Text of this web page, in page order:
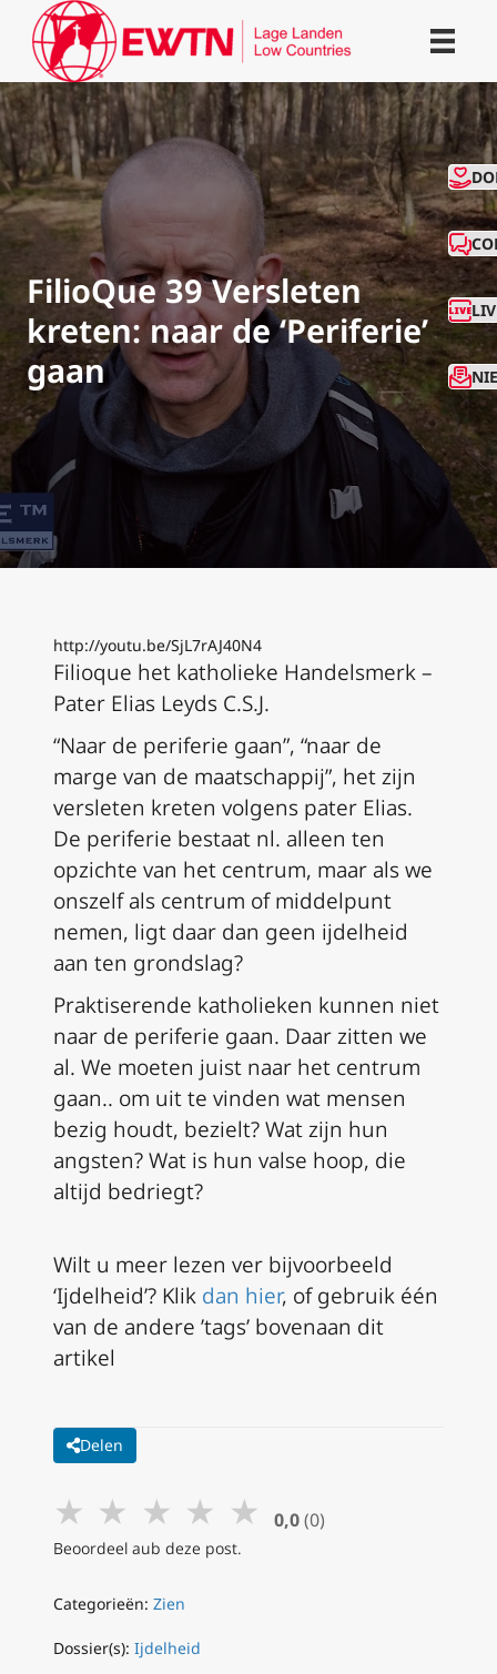
FilioQue 39 Versleten
kreten: naar de ‘Periferie’
gaan
http://youtu.be/SjL7rAJ40N4
Filioque het katholieke Handelsmerk –
Pater Elias Leyds C.S.J.
“Naar de periferie gaan”, “naar de
marge van de maatschappij”, het zijn
versleten kreten volgens pater Elias.
De periferie bestaat nl. alleen ten
opzichte van het centrum, maar als we
onszelf als centrum of middelpunt
nemen, ligt daar dan geen ijdelheid
aan ten grondslag?
Praktiserende katholieken kunnen niet
naar de periferie gaan. Daar zitten we
al. We moeten juist naar het centrum
gaan.. om uit te vinden wat mensen
bezig houdt, bezielt? Wat zijn hun
angsten? Wat is hun valse hoop, die
altijd bedriegt?
Wilt u meer lezen ver bijvoorbeeld
‘Ijdelheid’? Klik dan hier, of gebruik één
van de andere ’tags’ bovenaan dit
artikel
Delen
★ ★ ★ ★ ★ 0,0 (0)
Beoordeel aub deze post.
Categorieën: Zien
Dossier(s): Ijdelheid